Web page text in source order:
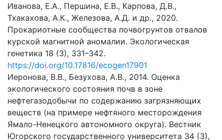
Иванова, Е.А., Першина, Е.В., Карпова, Д.В.,
Тхакахова, А.К., Железова, А.Д. и др., 2020.
Прокариотные сообщества почвогрунтов отвалов
курской магнитной аномалии. Экологическая
генетика 18 (3), 331–342.
https://doi.org/10.17816/ecogen17901
Иеронова, В.В., Безухова, А.В., 2014. Оценка
экологического состояния почв в зоне
нефтегазодобычи по содержанию загрязняющих
веществ (на примере нефтяного месторождения
Ямало-Ненецкого автономного округа). Вестник
Югорского государственного университета 34 (3),